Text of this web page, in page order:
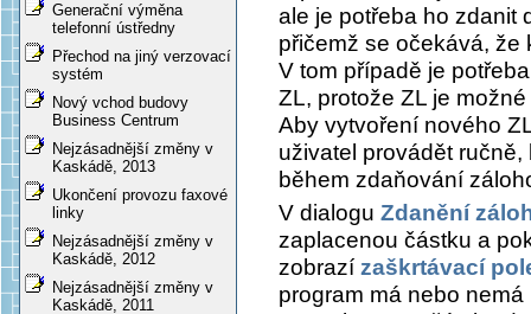
Generační výměna
telefonní ústředny
Přechod na jiný verzovací
systém
Nový vchod budovy
Business Centrum
Nejzásadnější změny v
Kaskádě, 2013
Ukončení provozu faxové
linky
Nejzásadnější změny v
Kaskádě, 2012
Nejzásadnější změny v
Kaskádě, 2011
ale je potřeba ho zdanit
přičemž se očekává,
V tom případě je
ZL, protože ZL je
Aby vytvoření nového
uživatel provádět
během zdaňování
V dialogu Zdanění
zaplacenou částku a
zobrazí zaškrtávací
program má nebo